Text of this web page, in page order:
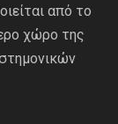
από το
χώρο της